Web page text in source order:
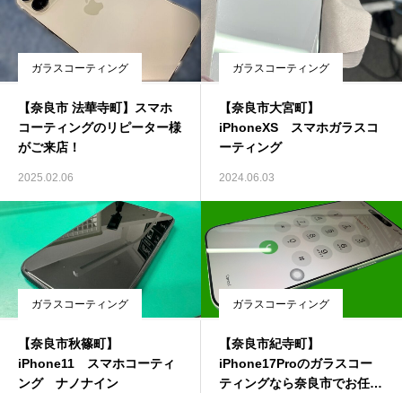
ガラスコーティング
【奈良市 法華寺町】スマホ
コーティングのリピーター様
がご来店！
2025.02.06
ガラスコーティング
【奈良市大宮町】
iPhoneXS スマホガラスコ
ーティング
2024.06.03
ガラスコーティング
【奈良市秋篠町】
iPhone11 スマホコーティ
ング ナノナイン
ガラスコーティング
【奈良市紀寺町】
iPhone17Proのガラスコー
ティングなら奈良市でお任